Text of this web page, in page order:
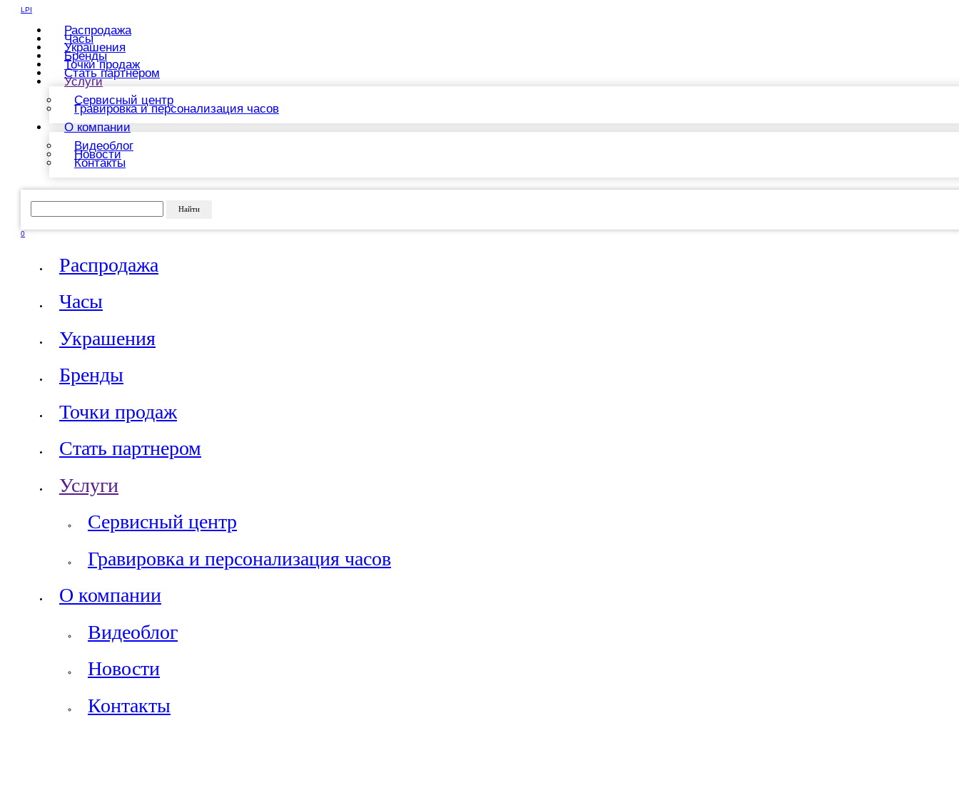
LPI
Распродажа
Часы
Украшения
Бренды
Точки продаж
Стать партнером
Услуги
Сервисный центр
Гравировка и персонализация часов
О компании
Видеоблог
Новости
Контакты
Найти
0
Распродажа
Часы
Украшения
Бренды
Точки продаж
Стать партнером
Услуги
Сервисный центр
Гравировка и персонализация часов
О компании
Видеоблог
Новости
Контакты